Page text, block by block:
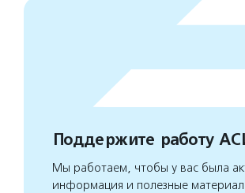
Поддержите работу
Мы работаем, чтобы у вас была
информация и полезные